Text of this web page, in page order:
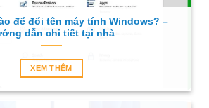
để đổi tên máy tính Windows? –
dẫn chi tiết tại nhà
XEM THÊM